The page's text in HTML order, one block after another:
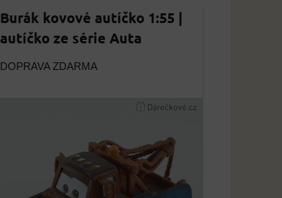
Burák kovové autíčko 1:55 |
autíčko ze série Auta
DOPRAVA ZDARMA